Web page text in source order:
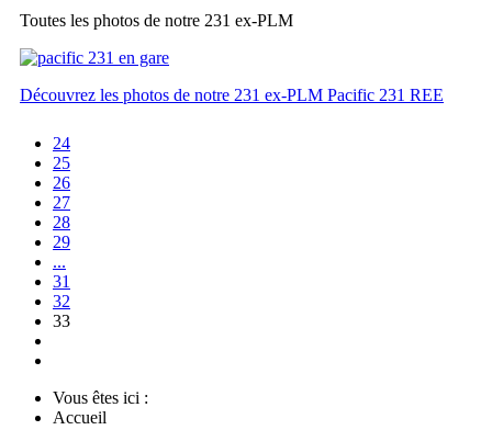
Toutes les photos de notre 231 ex-PLM
Découvrez les photos de notre 231 ex-PLM Pacific 231 REE
24
25
26
27
28
29
...
31
32
33
Vous êtes ici :
Accueil